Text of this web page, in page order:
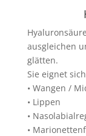
ausgleichen
glätten.
Sie eignet
• Wangen /
• Lippen
•
•